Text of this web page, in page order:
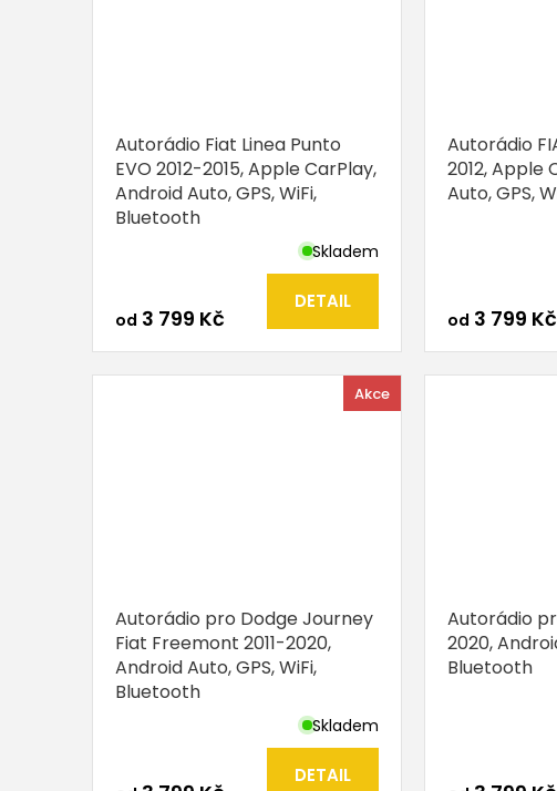
Autorádio Fiat Linea Punto
EVO 2012-2015, Apple CarPlay,
Android Auto, GPS, WiFi,
Bluetooth
Skladem
od 3 799 Kč
DETAIL
Autorádio
2012, Apple
Auto, GPS,
od 3 799 Kč
Akce
Autorádio pro Dodge Journey
Fiat Freemont 2011-2020,
Android Auto, GPS, WiFi,
Bluetooth
Skladem
DETAIL
Autorádio
2020,
Bluetooth